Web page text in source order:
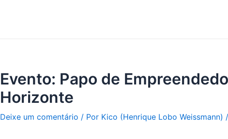
Evento: Papo de
Horizonte
Deixe um comentário / Por Kico (Henrique Lobo Weissmann) /